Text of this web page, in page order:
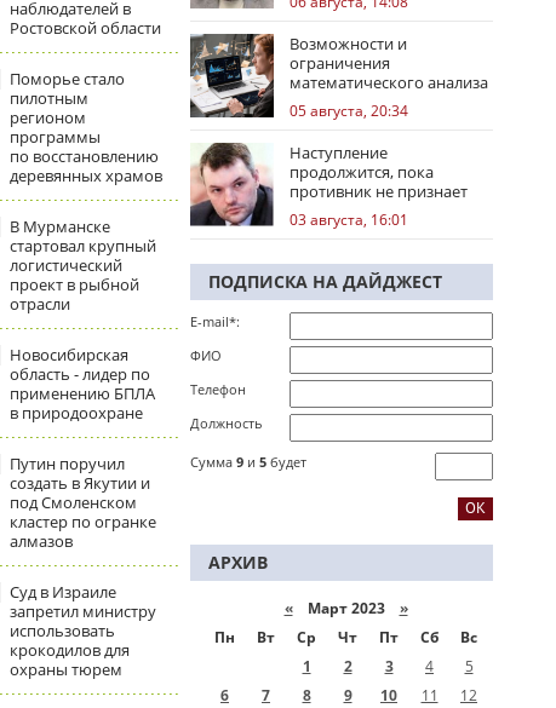
наблюдателей в
Ростовской области
Поморье стало
пилотным
регионом
программы
по восстановлению
деревянных храмов
В Мурманске
стартовал крупный
логистический
проект в рыбной
отрасли
Новосибирская
область - лидер по
применению БПЛА
в природоохране
Путин поручил
создать в Якутии и
под Смоленском
кластер по огранке
алмазов
Суд в Израиле
запретил министру
использовать
крокодилов для
охраны тюрем
Возможности и
ограничения
математического анализа
избирательных кампаний
05 августа, 20:34
Наступление
продолжится, пока
противник не признает
стратегическое
поражение
03 августа, 16:01
ПОДПИСКА НА ДАЙДЖЕСТ
E-mail*:
ФИО
Телефон
Должность
Сумма 9 и 5 будет
АРХИВ
«Март 2023 »
Пн
Вт Ср Чт Пт Сб
Вс
1
2 3 4
5
6
7 8 9 10 11
12